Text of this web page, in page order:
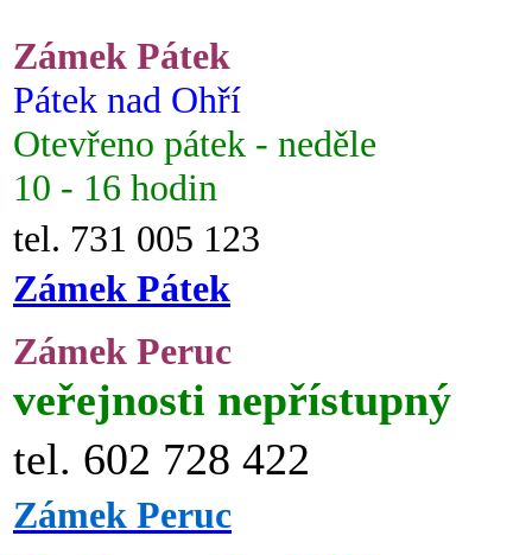
Zámek Pátek
Pátek nad Ohří
Otevřeno pátek - neděle
10 - 16 hodin
tel. 731 005 123
Zámek Pátek
Zámek Peruc
veřejnosti nepřístupný
tel. 602 728 422
Zámek Peruc